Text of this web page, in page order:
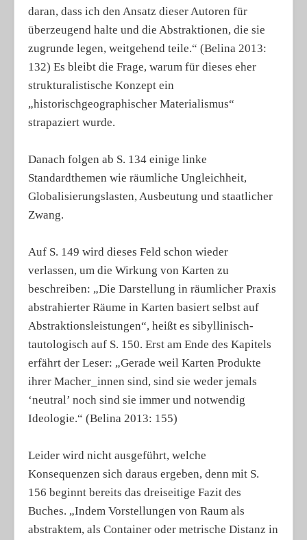
daran, dass ich den Ansatz dieser Autoren für
überzeugend halte und die Abstraktionen, die sie
zugrunde legen, weitgehend teile.“ (Belina 2013:
132) Es bleibt die Frage, warum für dieses eher
strukturalistische Konzept ein
„historischgeographischer Materialismus“
strapaziert wurde.
Danach folgen ab S. 134 einige linke
Standardthemen wie räumliche Ungleichheit,
Globalisierungslasten, Ausbeutung und staatlicher
Zwang.
Auf S. 149 wird dieses Feld schon wieder
verlassen, um die Wirkung von Karten zu
beschreiben: „Die Darstellung in räumlicher Praxis
abstrahierter Räume in Karten basiert selbst auf
Abstraktionsleistungen“, heißt es sibyllinisch-
tautologisch auf S. 150. Erst am Ende des Kapitels
erfährt der Leser: „Gerade weil Karten Produkte
ihrer Macher_innen sind, sind sie weder jemals
‘neutral’ noch sind sie immer und notwendig
Ideologie.“ (Belina 2013: 155)
Leider wird nicht ausgeführt, welche
Konsequenzen sich daraus ergeben, denn mit S.
156 beginnt bereits das dreiseitige Fazit des
Buches. „Indem Vorstellungen von Raum als
abstraktem, als Container oder metrische Distanz in